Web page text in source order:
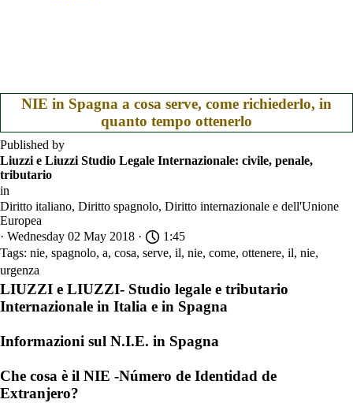
NIE in Spagna a cosa serve, come richiederlo, in
quanto tempo ottenerlo
Published by
Liuzzi e Liuzzi Studio Legale Internazionale: civile, penale,
tributario
in
Diritto italiano, Diritto spagnolo, Diritto internazionale e dell'Unione
Europea
· Wednesday 02 May 2018 ·
1:45
Tags: nie, spagnolo, a, cosa, serve, il, nie, come, ottenere, il, nie,
urgenza
LIUZZI e LIUZZI- Studio legale e tributario
Internazionale in Italia e in Spagna
Informazioni sul N.I.E. in Spagna
Che cosa è il NIE -Número de Identidad de
Extranjero?